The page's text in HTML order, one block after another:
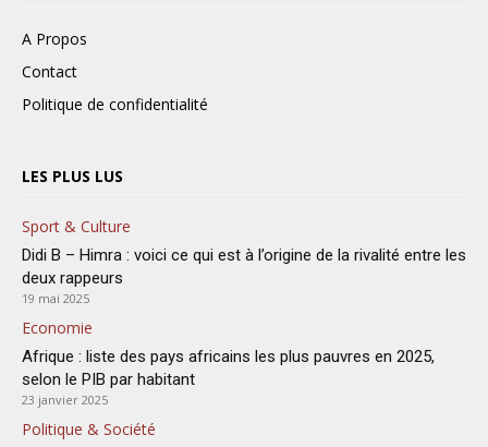
A Propos
Contact
Politique de confidentialité
LES PLUS LUS
Sport & Culture
Didi B – Himra : voici ce qui est à l’origine de la rivalité entre les
deux rappeurs
19 mai 2025
Economie
Afrique : liste des pays africains les plus pauvres en 2025,
selon le PIB par habitant
23 janvier 2025
Politique & Société